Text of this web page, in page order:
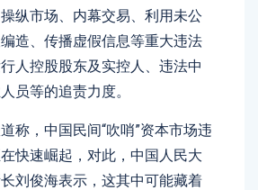
纵市场、内幕交易、利用未公
造、传播虚假信息等重大违法
人控股股东及实控人、违法中
员等的追责力度。
称，中国民间“吹哨”资本市场违
快速崛起，对此，中国人民大
刘俊海表示，这其中可能藏着